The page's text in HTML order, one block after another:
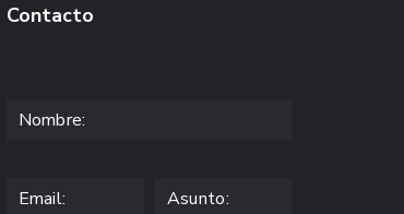
Contacto